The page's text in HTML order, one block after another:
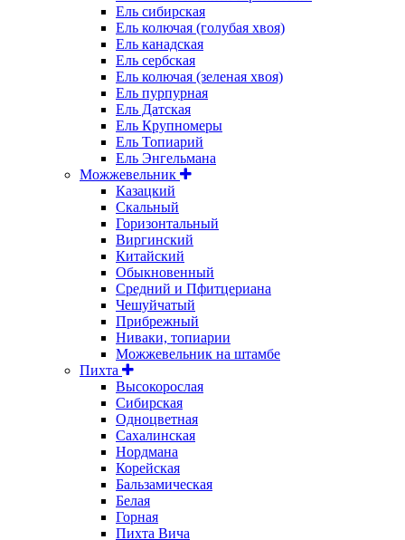
Ель сибирская
Ель колючая (голубая хвоя)
Ель канадская
Ель сербская
Ель колючая (зеленая хвоя)
Ель пурпурная
Ель Датская
Ель Крупномеры
Ель Топиарий
Ель Энгельмана
Можжевельник
Казацкий
Скальный
Горизонтальный
Виргинский
Китайский
Обыкновенный
Средний и Пфитцериана
Чешуйчатый
Прибрежный
Ниваки, топиарии
Можжевельник на штамбе
Пихта
Высокорослая
Сибирская
Одноцветная
Сахалинская
Нордмана
Корейская
Бальзамическая
Белая
Горная
Пихта Вича